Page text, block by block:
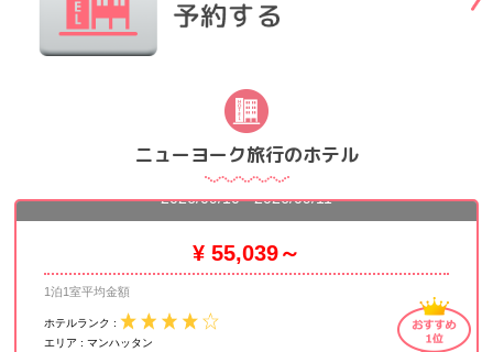
ニューヨーク旅行のホテル
ザ マンハッタン アット タイムズスクエア
2026/09/10 - 2026/09/11
¥ 55,039～
1泊1室平均金額
ホテルランク :
エリア :マンハッタン